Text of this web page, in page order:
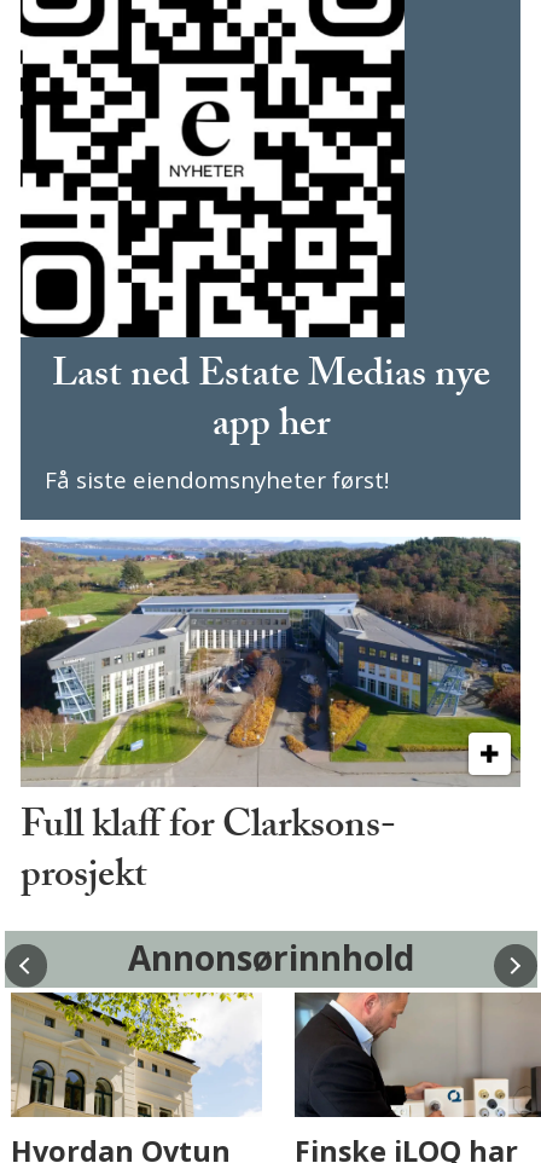
Last ned Estate Medias nye
app her
Få siste eiendomsnyheter først!
Full klaff for Clarksons-
prosjekt
Annonsørinnhold
Fenistra endrer
Hvordan Ovtun